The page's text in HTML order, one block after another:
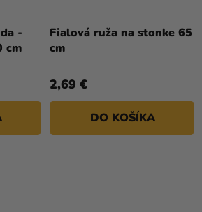
-
cm
Fialová ruža na stonke 65
cm
2,69 €
DO KOŠÍKA